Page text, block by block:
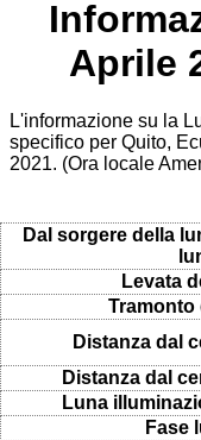
Aprile
L'informazione su la
specifico per Quito,
2021. (Ora locale
Dal sorgere della
Levata
Tramonto
Distanza dal
Distanza dal
Luna
Fase